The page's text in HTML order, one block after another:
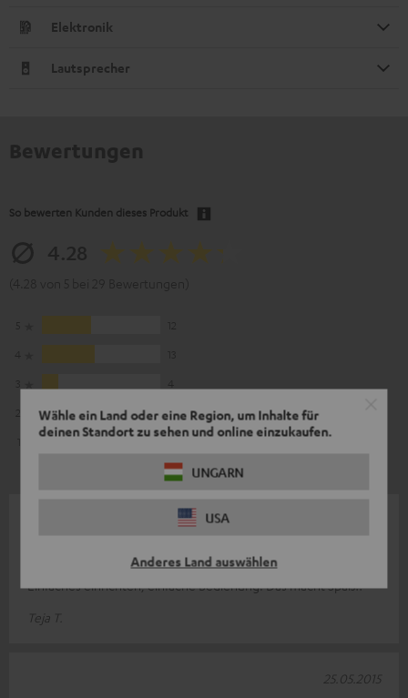
Wähle ein Land oder eine Region, um Inhalte für
deinen Standort zu sehen und online einzukaufen.
UNGARN
USA
Anderes Land auswählen
Elektronik
Lautsprecher
So bewerten Kunden dieses Produkt
0
0
Einfaches einrichten, einfache Bedienung. Das macht Spaß!!
Teja T.
25.05.2015